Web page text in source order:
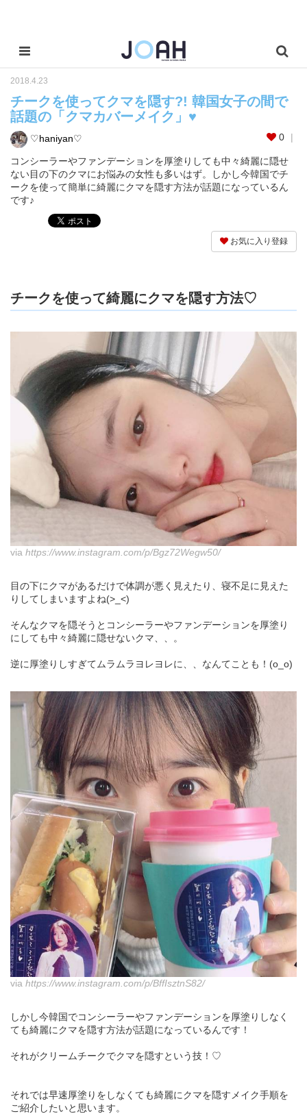
2018.4.23
チークを使ってクマを隠す?! 韓国女子の間で
話題の「クマカバーメイク」♥
♡haniyan♡ 0
コンシーラーやファンデーションを厚塗りしても中々綺麗に隠せ
ない目の下のクマにお悩みの女性も多いはず。しかし今韓国でチ
ークを使って簡単に綺麗にクマを隠す方法が話題になっているん
です♪
お気に入り登録
チークを使って綺麗にクマを隠す方法♡
via https://www.instagram.com/p/Bgz72Wegw50/
目の下にクマがあるだけで体調が悪く見えたり、寝不足に見えた
りしてしまいますよね(>_<)
そんなクマを隠そうとコンシーラーやファンデーションを厚塗り
にしても中々綺麗に隠せないクマ、、。
逆に厚塗りしすぎてムラムラヨレヨレに、、なんてことも！(o_o)
via https://www.instagram.com/p/BffIsztnS82/
しかし今韓国でコンシーラーやファンデーションを厚塗りしなく
ても綺麗にクマを隠す方法が話題になっているんです！
それがクリームチークでクマを隠すという技！♡
それでは早速厚塗りをしなくても綺麗にクマを隠すメイク手順を
ご紹介したいと思います。